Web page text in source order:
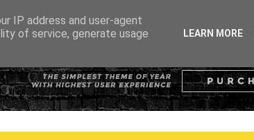
IP address and user-agent
of service, generate usage
LEARN MORE